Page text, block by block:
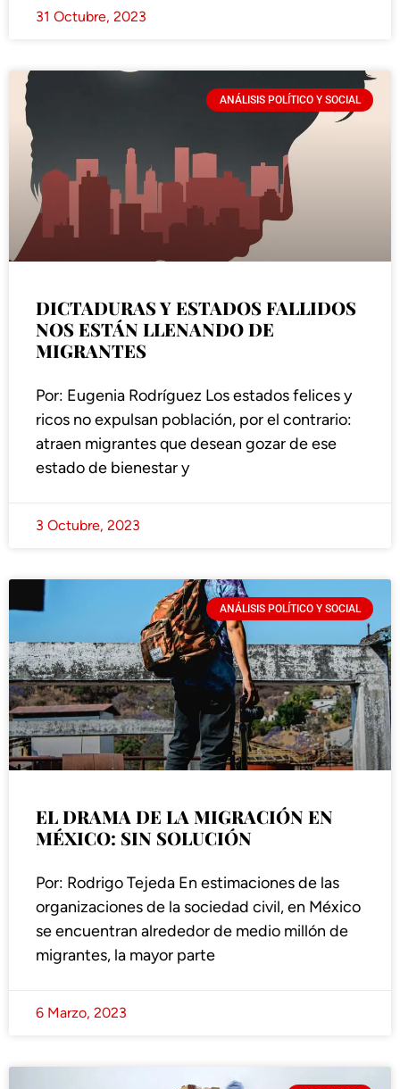
31 Octubre, 2023
ANÁLISIS POLÍTICO Y SOCIAL
DICTADURAS Y ESTADOS FALLIDOS
NOS ESTÁN LLENANDO DE
MIGRANTES
Por: Eugenia Rodríguez Los estados felices y
ricos no expulsan población, por el contrario:
atraen migrantes que desean gozar de ese
estado de bienestar y
3 Octubre, 2023
ANÁLISIS POLÍTICO Y SOCIAL
EL DRAMA DE LA MIGRACIÓN EN
MÉXICO: SIN SOLUCIÓN
Por: Rodrigo Tejeda En estimaciones de las
organizaciones de la sociedad civil, en México
se encuentran alrededor de medio millón de
migrantes, la mayor parte
6 Marzo, 2023